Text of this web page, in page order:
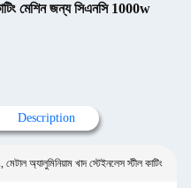
মেশিন জন্য সিএনসি 1000w
Description
মেটাল অ্যালুমিনিয়াম খাদ স্টেইনলেস স্টীল কাটিং